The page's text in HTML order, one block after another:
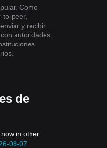
Como
to-peer,
y recibir
autoridades
de
in other
08-07